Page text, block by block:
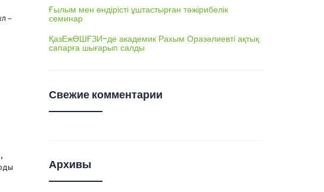
–
Ғылым мен өндірісті ұштастырған тәжірибелік
семинар
ҚазЕжӨШҒЗИ-де академик Рахым Оразәлиевті ақтық
сапарға шығарып салды
Свежие комментарии
Архивы